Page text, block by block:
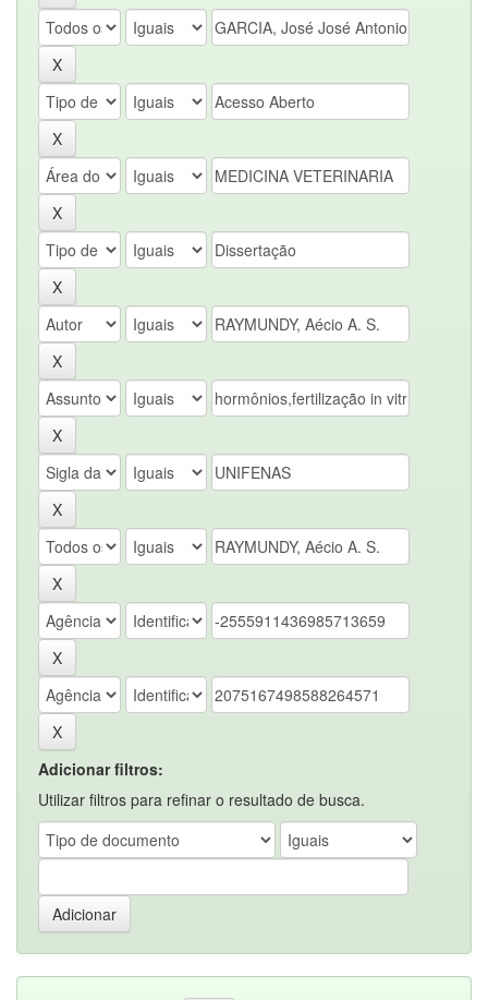
Adicionar filtros:
Utilizar filtros para refinar o resultado de busca.